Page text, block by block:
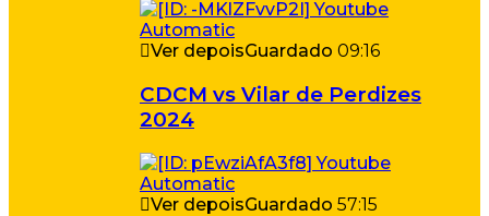
Ver depoisGuardado 09:16
CDCM vs Vilar de Perdizes
2024
Ver depoisGuardado 57:15